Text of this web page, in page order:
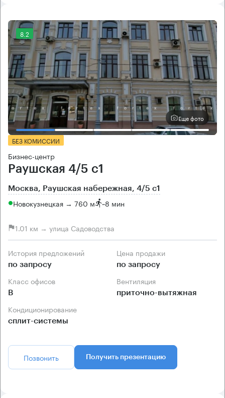
8.2
Еще фото
БЕЗ КОМИССИИ
Бизнес-центр
Раушская 4/5 с1
Москва, Раушская набережная, 4/5 с1
Новокузнецкая → 760 м ~8 мин
1.01 км → улица Садоводства
История предложений
по запросу
Цена продажи
по запросу
Класс офисов
B
Вентиляция
приточно-вытяжная
Кондиционирование
сплит-системы
Позвонить Получить презентацию